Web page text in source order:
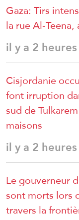
Gaza: Tirs
la rue Al-
il y a 2 heures
Cisjordanie
font irruption
sud de
maisons
il y a 2 heures
Le gouverneur
sont morts lors
travers la